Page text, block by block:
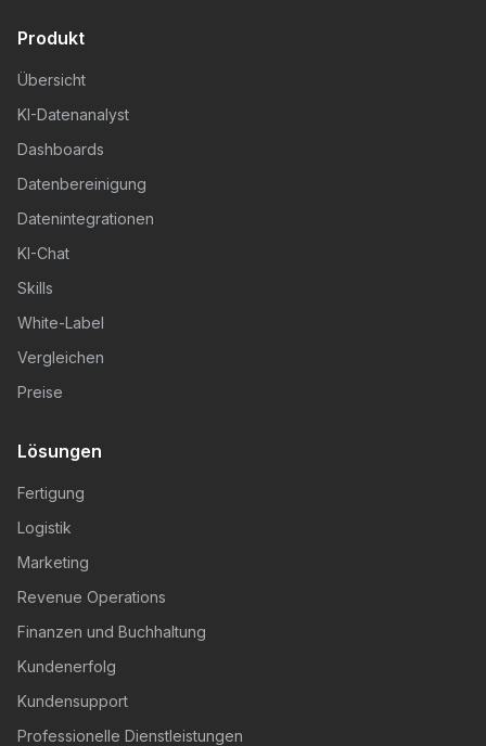
Produkt
Übersicht
KI-Datenanalyst
Dashboards
Datenbereinigung
Datenintegrationen
KI-Chat
Skills
White-Label
Vergleichen
Preise
Lösungen
Fertigung
Logistik
Marketing
Revenue Operations
Finanzen und Buchhaltung
Kundenerfolg
Kundensupport
Professionelle Dienstleistungen